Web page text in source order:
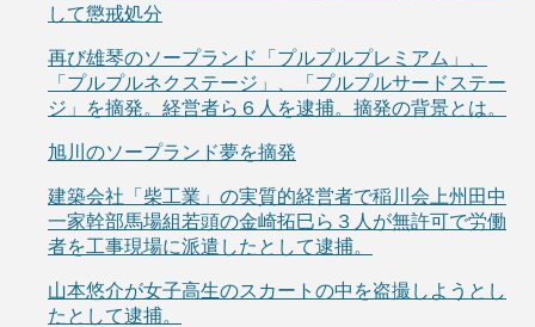
して懲戒処分
再び雄琴のソープランド「プルプルプレミアム」、
「プルプルネクステージ」、「プルプルサードステー
ジ」を摘発。経営者ら６人を逮捕。摘発の背景とは。
旭川のソープランド夢を摘発
建築会社「柴工業」の実質的経営者で稲川会上州田中
一家幹部馬場組若頭の金崎拓巳ら３人が無許可で労働
者を工事現場に派遣したとして逮捕。
山本悠介が女子高生のスカートの中を盗撮しようとし
たとして逮捕。